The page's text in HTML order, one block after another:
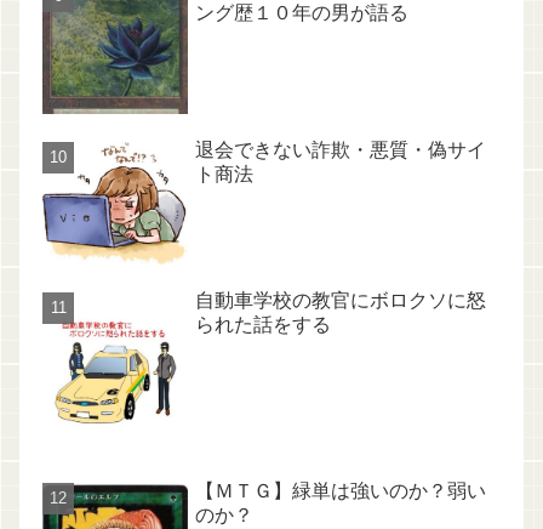
ング歴１０年の男が語る
退会できない詐欺・悪質・偽サイ
ト商法
自動車学校の教官にボロクソに怒
られた話をする
【ＭＴＧ】緑単は強いのか？弱い
のか？